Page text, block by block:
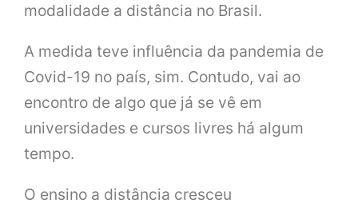
modalidade a distância no Brasil.
A medida teve influência da pandemia de
Covid-19 no país, sim. Contudo, vai ao
encontro de algo que já se vê em
universidades e cursos livres há algum
tempo.
O ensino a distância cresceu